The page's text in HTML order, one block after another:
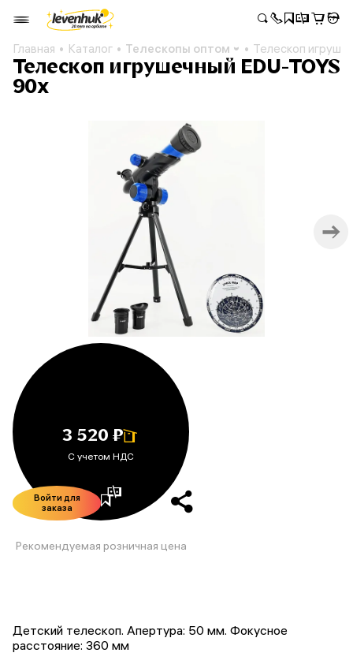
Главная Каталог Телескопы оптом Телескоп
Телескоп игрушечный EDU-TOYS
90x
3 520 ₽
С учетом НДС
Войти для
заказа
Рекомендуемая розничная цена
Детский телескоп. Апертура: 50 мм. Фокусное
расстояние: 360 мм